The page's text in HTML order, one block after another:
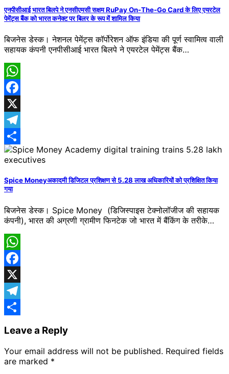
एनपीसीआई भारत बिलपे ने एनसीएमसी सक्षम RuPay On-The-Go Card के लिए एयरटेल
पेमेंट्स बैंक को भारत कनेक्ट पर बिलर के रूप में शामिल किया
बिजनेस डेस्क। नेशनल पेमेंट्स कॉर्पोरेशन ऑफ इंडिया की पूर्ण स्वामित्व वाली
सहायक कंपनी एनपीसीआई भारत बिलपे ने एयरटेल पेमेंट्स बैंक…
WhatsApp
Facebook
X
Telegram
Share
Spice Moneyअकादमी डिजिटल प्रशिक्षण से 5.28 लाख अधिकारियों को प्रशिक्षित किया
गया
बिजनेस डेस्क। Spice Money (डिजिस्पाइस टेक्नोलॉजीज की सहायक
कंपनी), भारत की अग्रणी ग्रामीण फिनटेक जो भारत में बैंकिंग के तरीके…
WhatsApp
Facebook
X
Telegram
Leave a Reply
Your email address will not be published. Required fields
are marked *